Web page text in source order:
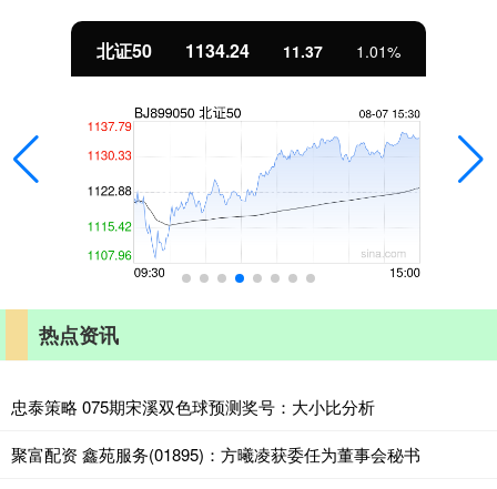
北证50 1134.24 11.37 1.01%
热点资讯
忠泰策略 075期宋溪双色球预测奖号：大小比分析
聚富配资 鑫苑服务(01895)：方曦凌获委任为董事会秘书